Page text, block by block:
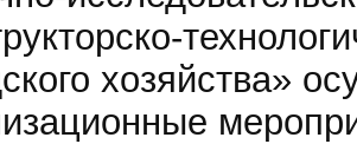
хозяйства»